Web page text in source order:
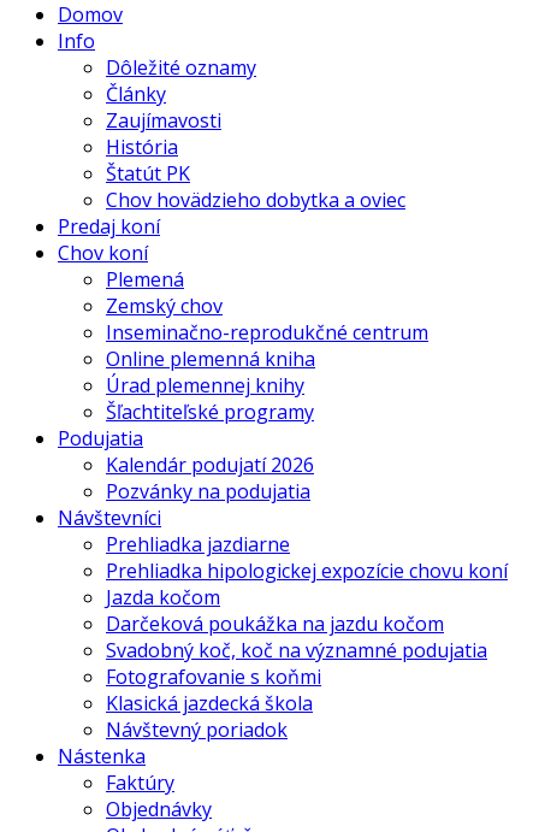
Domov
Info
Dôležité oznamy
Články
Zaujímavosti
História
Štatút PK
Chov hovädzieho dobytka a oviec
Predaj koní
Chov koní
Plemená
Zemský chov
Inseminačno-reprodukčné centrum
Online plemenná kniha
Úrad plemennej knihy
Šľachtiteľské programy
Podujatia
Kalendár podujatí 2026
Pozvánky na podujatia
Návštevníci
Prehliadka jazdiarne
Prehliadka hipologickej expozície chovu koní
Jazda kočom
Darčeková poukážka na jazdu kočom
Svadobný koč, koč na významné podujatia
Fotografovanie s koňmi
Klasická jazdecká škola
Návštevný poriadok
Nástenka
Faktúry
Objednávky